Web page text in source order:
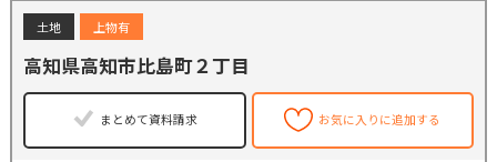
土地 上物有
高知県高知市比島町２丁目
まとめて資料請求 お気に入りに追加する